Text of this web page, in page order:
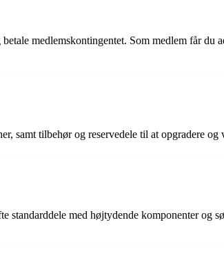
medlemskontingentet. Som medlem får du
samt tilbehør og reservedele til at opgradere og
med højtydende komponenter og